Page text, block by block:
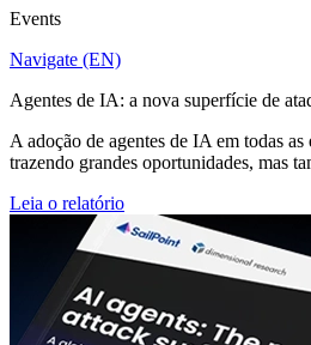
Events
Navigate (EN)
Agentes de IA: a nova superfície de
A adoção de agentes de IA em todas
trazendo grandes oportunidades, mas
Leia o relatório